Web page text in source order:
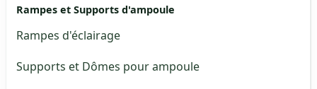
Rampes et Supports d'ampoule
Rampes d'éclairage
Supports et Dômes pour ampoule